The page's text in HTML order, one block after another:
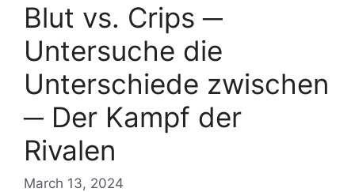
Blut vs. Crips ─
Untersuche die
Unterschiede zwischen
─ Der Kampf der
Rivalen
March 13, 2024